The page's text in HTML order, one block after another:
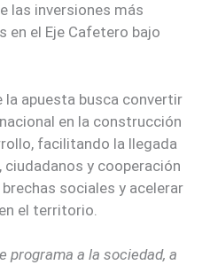
las inversiones más
el Eje Cafetero bajo
la apuesta busca convertir
en la construcción
facilitando la llegada
y cooperación
sociales y acelerar
el territorio.
programa a la sociedad, a